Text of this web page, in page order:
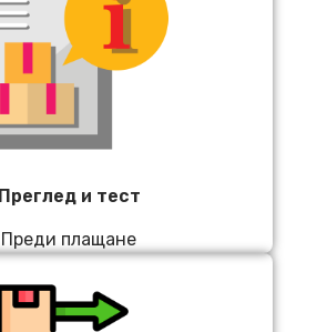
Преглед и тест
Преди плащане